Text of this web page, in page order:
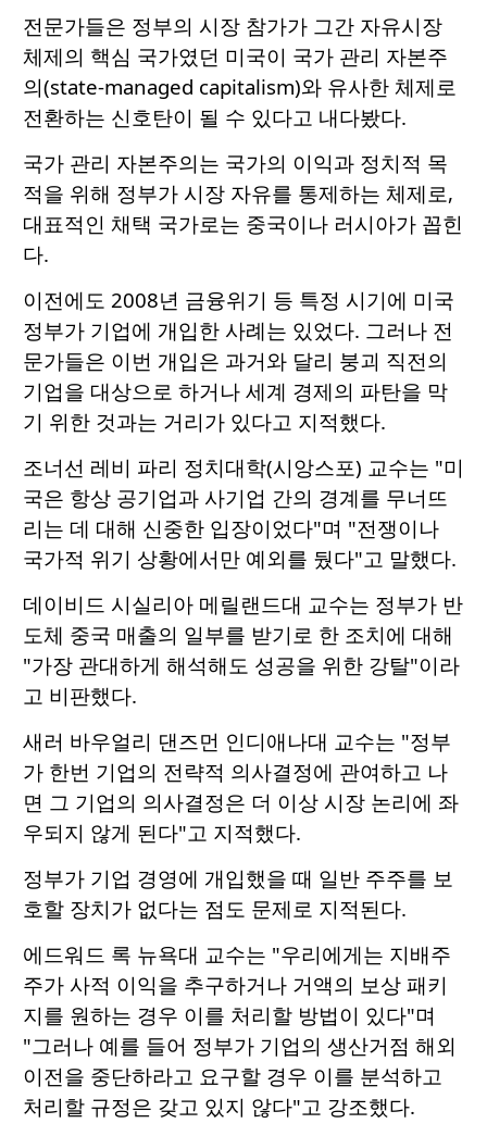
전문가들은 정부의 시장 참가가 그간 자유시장
체제의 핵심 국가였던 미국이 국가 관리 자본주
의(state-managed capitalism)와 유사한 체제로
전환하는 신호탄이 될 수 있다고 내다봤다.
국가 관리 자본주의는 국가의 이익과 정치적 목
적을 위해 정부가 시장 자유를 통제하는 체제로,
대표적인 채택 국가로는 중국이나 러시아가 꼽힌
다.
이전에도 2008년 금융위기 등 특정 시기에 미국
정부가 기업에 개입한 사례는 있었다. 그러나 전
문가들은 이번 개입은 과거와 달리 붕괴 직전의
기업을 대상으로 하거나 세계 경제의 파탄을 막
기 위한 것과는 거리가 있다고 지적했다.
조너선 레비 파리 정치대학(시앙스포) 교수는 "미
국은 항상 공기업과 사기업 간의 경계를 무너뜨
리는 데 대해 신중한 입장이었다"며 "전쟁이나
국가적 위기 상황에서만 예외를 뒀다"고 말했다.
데이비드 시실리아 메릴랜드대 교수는 정부가 반
도체 중국 매출의 일부를 받기로 한 조치에 대해
"가장 관대하게 해석해도 성공을 위한 강탈"이라
고 비판했다.
새러 바우얼리 댄즈먼 인디애나대 교수는 "정부
가 한번 기업의 전략적 의사결정에 관여하고 나
면 그 기업의 의사결정은 더 이상 시장 논리에 좌
우되지 않게 된다"고 지적했다.
정부가 기업 경영에 개입했을 때 일반 주주를 보
호할 장치가 없다는 점도 문제로 지적된다.
에드워드 록 뉴욕대 교수는 "우리에게는 지배주
주가 사적 이익을 추구하거나 거액의 보상 패키
지를 원하는 경우 이를 처리할 방법이 있다"며
"그러나 예를 들어 정부가 기업의 생산거점 해외
이전을 중단하라고 요구할 경우 이를 분석하고
처리할 규정은 갖고 있지 않다"고 강조했다.